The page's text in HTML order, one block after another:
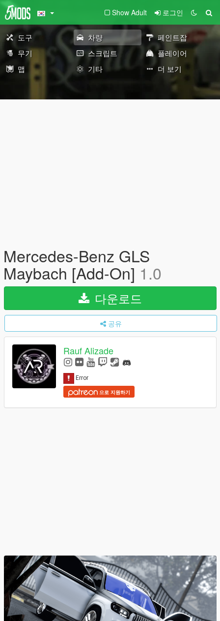
Show Adult 로그인
도구 차량
페인트잡
무기
스크립트
플레이어
맵
기타 더 보기
Mercedes-Benz GLS
Maybach [Add-On] 1.0
다운로드
공유
Rauf Alizade
으로 지원하기